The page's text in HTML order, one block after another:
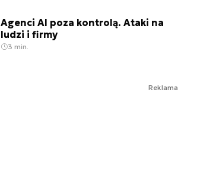
Agenci AI poza kontrolą. Ataki na
ludzi i firmy
3 min.
Reklama